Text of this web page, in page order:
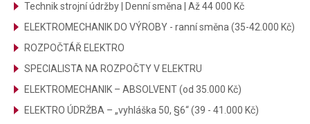
Technik strojní údržby | Denní směna | Až 44 000 Kč
ELEKTROMECHANIK DO VÝROBY - ranní směna (35-42.000 Kč)
ROZPOČTÁŘ ELEKTRO
SPECIALISTA NA ROZPOČTY V ELEKTRU
ELEKTROMECHANIK – ABSOLVENT (od 35.000 Kč)
ELEKTRO ÚDRŽBA – „vyhláška 50, §6“ (39 - 41.000 Kč)